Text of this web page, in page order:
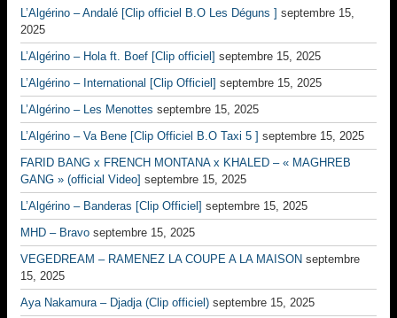
L’Algérino – Andalé [Clip officiel B.O Les Déguns ] septembre 15,
2025
L’Algérino – Hola ft. Boef [Clip officiel] septembre 15, 2025
L’Algérino – International [Clip Officiel] septembre 15, 2025
L’Algérino – Les Menottes septembre 15, 2025
L’Algérino – Va Bene [Clip Officiel B.O Taxi 5 ] septembre 15, 2025
FARID BANG x FRENCH MONTANA x KHALED – « MAGHREB
GANG » (official Video] septembre 15, 2025
L’Algérino – Banderas [Clip Officiel] septembre 15, 2025
MHD – Bravo septembre 15, 2025
VEGEDREAM – RAMENEZ LA COUPE A LA MAISON septembre
15, 2025
Aya Nakamura – Djadja (Clip officiel) septembre 15, 2025